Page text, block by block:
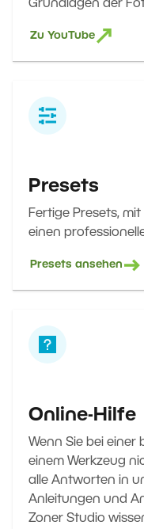
Grundlagen der
Zu YouTube
Presets
Fertige Presets,
einen
Presets ansehen
Online-Hilfe
Wenn Sie bei
einem Werkzeug
alle Antworten in
Anleitungen und
Zoner Studio